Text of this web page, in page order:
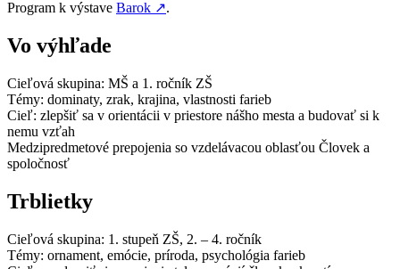
Program k výstave Barok ↗.
Vo výhľade
Cieľová skupina: MŠ a 1. ročník ZŠ
Témy: dominaty, zrak, krajina, vlastnosti farieb
Cieľ: zlepšiť sa v orientácii v priestore nášho mesta a budovať si k
nemu vzťah
Medzipredmetové prepojenia so vzdelávacou oblasťou Človek a
spoločnosť
Trblietky
Cieľová skupina: 1. stupeň ZŠ, 2. – 4. ročník
Témy: ornament, emócie, príroda, psychológia farieb